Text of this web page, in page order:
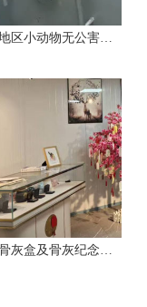
泉州地区小动物无公害处理